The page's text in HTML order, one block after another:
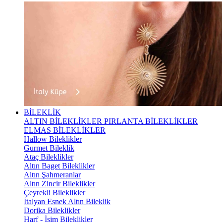
BİLEKLİK
ALTIN BİLEKLİKLER PIRLANTA BİLEKLİKLER
ELMAS BİLEKLİKLER
Hallow Bileklikler
Gurmet Bileklik
Ataç Bileklikler
Altın Baget Bileklikler
Altın Şahmeranlar
Altın Zincir Bileklikler
Çeyrekli Bileklikler
İtalyan Esnek Altın Bileklik
Dorika Bileklikler
Harf - İsim Bileklikler